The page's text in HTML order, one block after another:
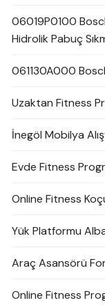
06019P0100
Hidrolik Pabuç
061130A000
Uzaktan Fitness
İnegöl Mobilya
Evde Fitness
Online Fitness
Yük Platformu
Araç Asansörü
Online Fitness